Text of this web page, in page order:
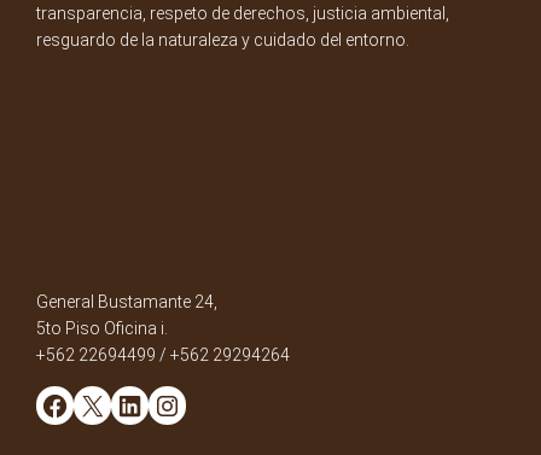
transparencia, respeto de derechos, justicia ambiental,
resguardo de la naturaleza y cuidado del entorno.
General Bustamante 24,
5to Piso Oficina i.
+562 22694499 / +562 29294264